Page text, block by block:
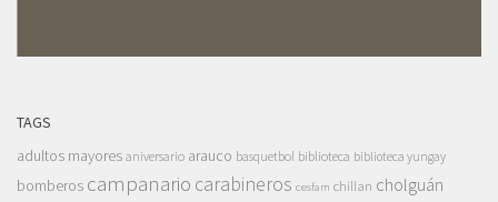
TAGS
adultos mayores aniversario arauco basquetbol biblioteca biblioteca yungay
bomberos campanario carabineros cesfam chillan cholguán